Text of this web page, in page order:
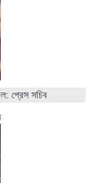
প্রেস সচিব